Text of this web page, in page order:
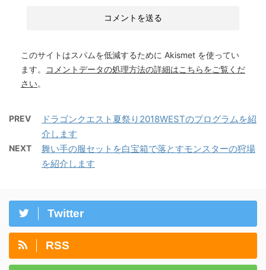
このサイトはスパムを低減するために Akismet を使ってい
ます。
コメントデータの処理方法の詳細はこちらをご覧くだ
さい。
PREV
ドラゴンクエスト夏祭り2018WESTのプログラムを紹
介します
NEXT
舞い手の服セットを白宝箱で落とすモンスターの狩場
を紹介します
Twitter
RSS